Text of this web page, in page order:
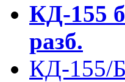
КД-155
разб.
КД-155/